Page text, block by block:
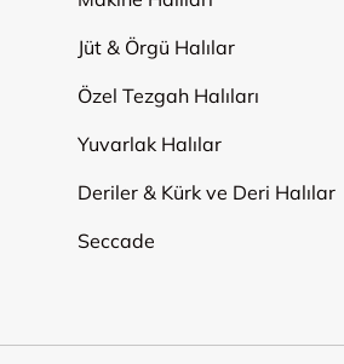
Jüt & Örgü Halılar
Özel Tezgah Halıları
Yuvarlak Halılar
Deriler & Kürk ve Deri Halılar
Seccade